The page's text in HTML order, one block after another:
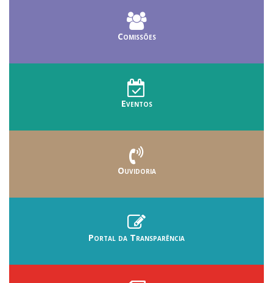
Comissões
Eventos
Ouvidoria
Portal da Transparência